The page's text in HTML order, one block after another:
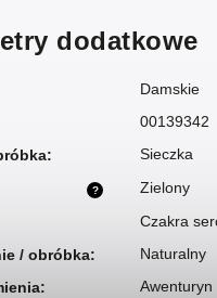
dodatkowe
Damskie
00139342
: Sieczka
?
Zielony
Czakra
/ obróbka:
Naturalny
:
Awenturyn